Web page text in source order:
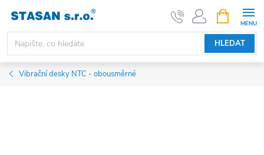
obsah
HLEDAT
NÁKUPNÍ
KOŠÍK
Vibrační desky NTC - obousměrné